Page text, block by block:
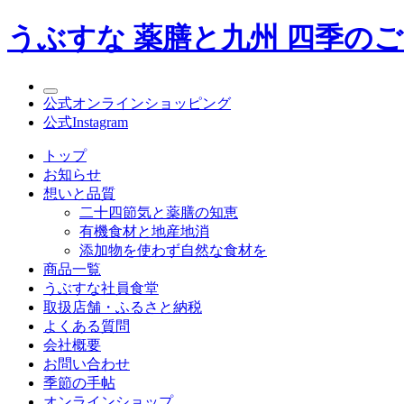
うぶすな 薬膳と九州 四季の
公式オンラインショッピング
公式Instagram
トップ
お知らせ
想いと品質
二十四節気と薬膳の知恵
有機食材と地産地消
添加物を使わず自然な食材を
商品一覧
うぶすな社員食堂
取扱店舗・ふるさと納税
よくある質問
会社概要
お問い合わせ
季節の手帖